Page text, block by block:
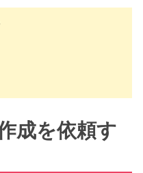
成を依頼す